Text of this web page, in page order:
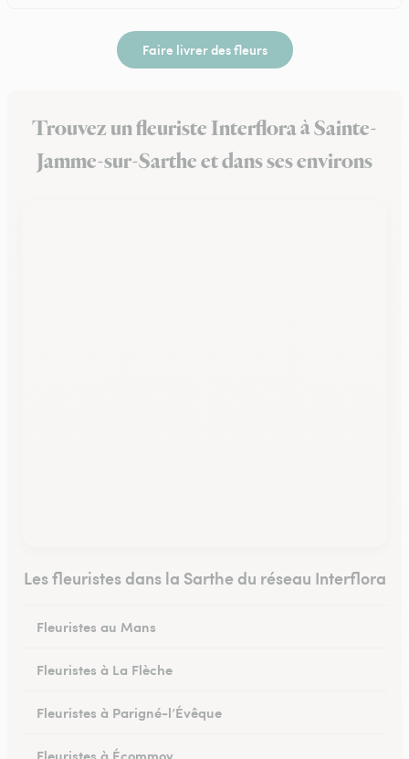
Faire livrer des fleurs
Trouvez un fleuriste Interflora à Sainte-
Jamme-sur-Sarthe et dans ses environs
Les fleuristes dans la Sarthe du réseau Interflora
Fleuristes au Mans
Fleuristes à La Flèche
Fleuristes à Parigné-l’Évêque
Fleuristes à Écommoy